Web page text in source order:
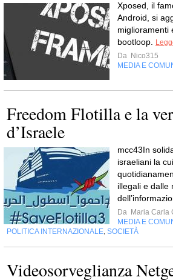
Xposed, il
Android, si
miglioramenti
bootloop.
Da Nico315
MEDIA E
Freedom Flotilla e la
d’Israele
mcc43In
israeliani la
illegali e dalle
Da Maria Carla
MEDIA E
POLITICA INTERNAZIONALE SOCIETÀ
Videosorveglianza